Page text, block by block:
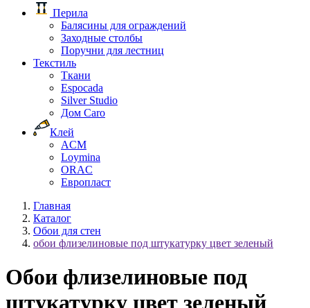
Перила
Балясины для ограждений
Заходные столбы
Поручни для лестниц
Текстиль
Ткани
Espocada
Silver Studio
Дом Caro
Клей
ACM
Loymina
ORAC
Европласт
Главная
Каталог
Обои для стен
обои флизелиновые под штукатурку цвет зеленый
Обои флизелиновые под
штукатурку цвет зеленый